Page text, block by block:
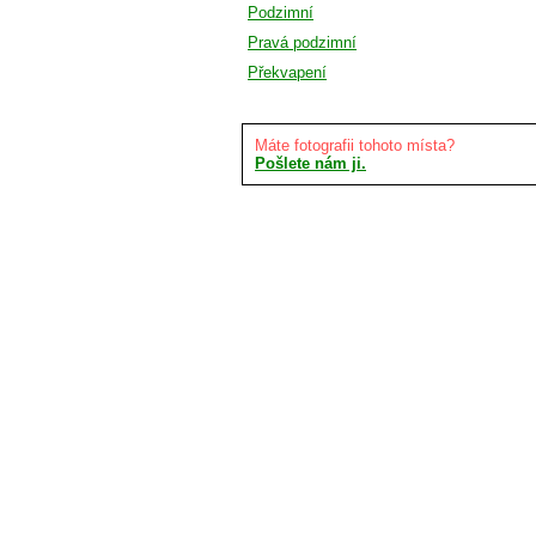
Podzimní
Pravá podzimní
Překvapení
Máte fotografii tohoto místa?
Pošlete nám ji.